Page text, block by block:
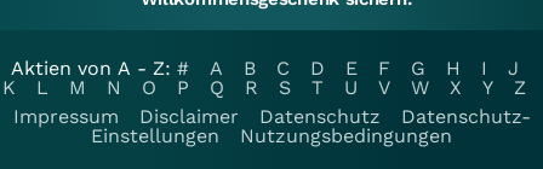
Aktien von A - Z: # A B C D E F G H I
J
K
L M N O P Q R S T U V W X Y
Z
Impressum
Disclaimer Datenschutz
Datenschutz-
Einstellungen
Nutzungsbedingungen